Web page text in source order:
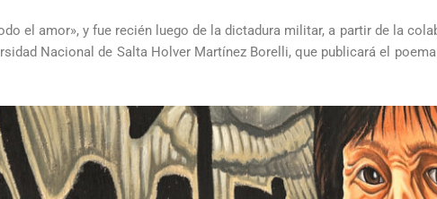
el amor», y fue recién luego de la dictadura militar, a partir de la
Nacional de Salta Holver Martínez Borelli, que publicará el